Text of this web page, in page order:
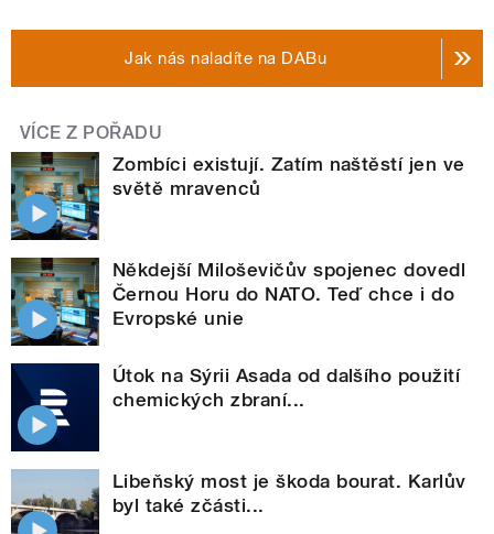
Jak nás naladíte na DABu
VÍCE Z POŘADU
Zombíci existují. Zatím naštěstí jen ve
světě mravenců
Někdejší Miloševičův spojenec dovedl
Černou Horu do NATO. Teď chce i do
Evropské unie
Útok na Sýrii Asada od dalšího použití
chemických zbraní...
Libeňský most je škoda bourat. Karlův
byl také zčásti...